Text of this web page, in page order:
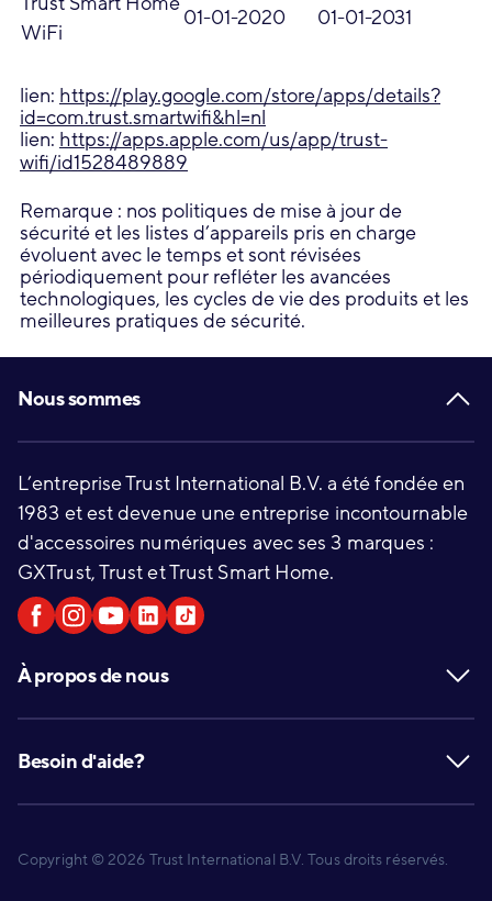
WiFi
01-01-2020 01-01-2031
lien: https://play.google.com/store/apps/details?
id=com.trust.smartwifi&hl=nl
lien: https://apps.apple.com/us/app/trust-
wifi/id1528489889
Remarque : nos politiques de mise à jour de
sécurité et les listes d’appareils pris en charge
évoluent avec le temps et sont révisées
périodiquement pour refléter les avancées
technologiques, les cycles de vie des produits et les
meilleures pratiques de sécurité.
Footer
Nous sommes
L’entreprise Trust International B.V. a été fondée en
1983 et est devenue une entreprise incontournable
d'accessoires numériques avec ses 3 marques :
GXTrust, Trust et Trust Smart Home.
À propos de nous
Besoin d'aide?
Copyright © 2026 Trust International B.V. Tous droits réservés.